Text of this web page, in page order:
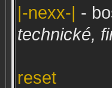
|-nexx-| -
technické,
reset